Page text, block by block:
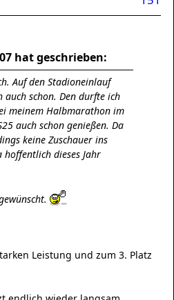
hat geschrieben:
Auf den Stadioneinlauf
auch schon. Den durfte ich
meinem Halbmarathon im
auch schon genießen. Da
keine Zuschauer ins
dieses Jahr
Leistung und zum 3. Platz